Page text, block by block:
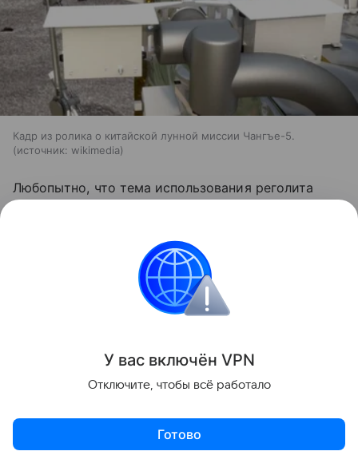
Кадр из ролика о китайской лунной миссии Чангъе-5.
источник: wikimedia
Любопытно, что тема использования реголита
ученые впервые вырастили нут в имитации
Еще одинматериал
посвящен строительству будущих лунных баз из
самого реголита. В нем рассматривается
создания инфраструктуры прямо на месте.
У вас включён VPN
Отключите, чтобы всё работало
Готово